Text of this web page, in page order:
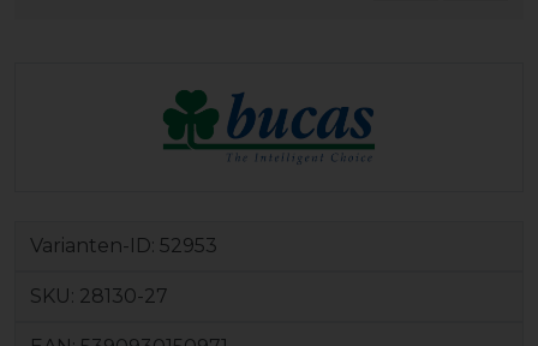
Varianten-ID: 52953
SKU: 28130-27